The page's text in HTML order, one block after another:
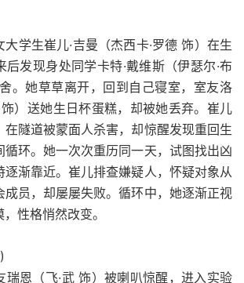
学生崔儿·吉曼（杰西卡·罗德 饰）在生
后发现身处同学卡特·戴维斯（伊瑟尔·布
。她草草离开，回到自己寝室，室友洛
）送她生日杯蛋糕，却被她丢弃。崔儿
在隧道被蒙面人杀害，却惊醒发现重回生
循环。她一次次重历同一天，试图找出凶
逐渐靠近。崔儿排查嫌疑人，怀疑对象从
成员，却屡屡失败。循环中，她逐渐正视
性格悄然改变。
瑞恩（飞·武 饰）被喇叭惊醒，进入实验